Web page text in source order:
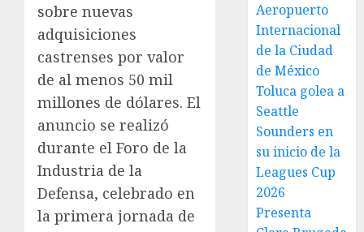
sobre nuevas
adquisiciones
castrenses por valor
de al menos 50 mil
millones de dólares. El
anuncio se realizó
durante el Foro de la
Industria de la
Defensa, celebrado en
la primera jornada de
Aeropuerto
Internacional
de la Ciudad
de México
Toluca golea a
Seattle
Sounders en
su inicio de la
Leagues Cup
2026
Presenta